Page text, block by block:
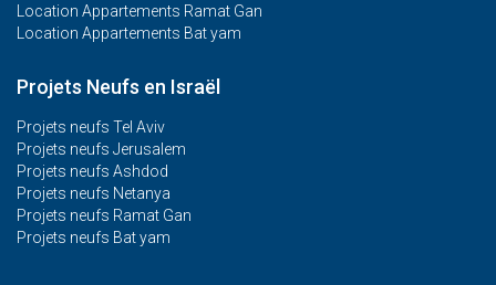
Location Appartements Ramat Gan
Location Appartements Bat yam
Projets Neufs en Israël
Projets neufs Tel Aviv
Projets neufs Jerusalem
Projets neufs Ashdod
Projets neufs Netanya
Projets neufs Ramat Gan
Projets neufs Bat yam